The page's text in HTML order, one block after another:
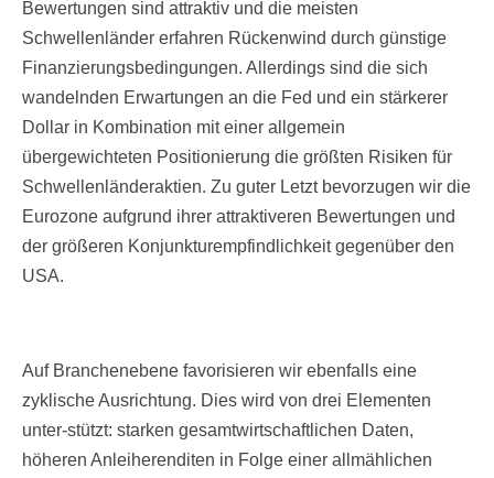
Bewertungen sind attraktiv und die meisten
Schwellenländer erfahren Rückenwind durch günstige
Finanzierungsbedingungen. Allerdings sind die sich
wandelnden Erwartungen an die Fed und ein stärkerer
Dollar in Kombination mit einer allgemein
übergewichteten Positionierung die größten Risiken für
Schwellenländeraktien. Zu guter Letzt bevorzugen wir die
Eurozone aufgrund ihrer attraktiveren Bewertungen und
der größeren Konjunkturempfindlichkeit gegenüber den
USA.
Auf Branchenebene favorisieren wir ebenfalls eine
zyklische Ausrichtung. Dies wird von drei Elementen
unter-stützt: starken gesamtwirtschaftlichen Daten,
höheren Anleiherenditen in Folge einer allmählichen